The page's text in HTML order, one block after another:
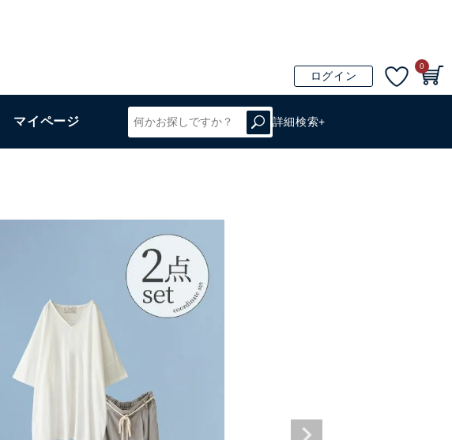
ログイン
0
マイページ 詳細検索+